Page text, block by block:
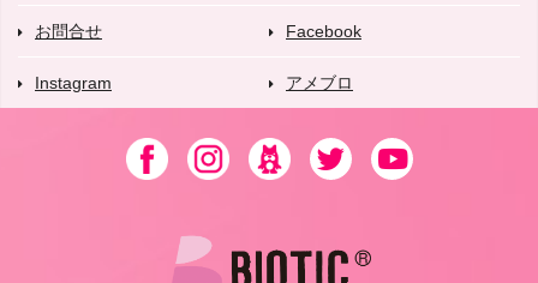
お問合せ Facebook
Instagram アメブロ